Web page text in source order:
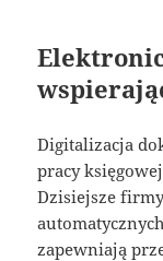
Digitalizacja
pracy
Dzisiejsze
zapewniają